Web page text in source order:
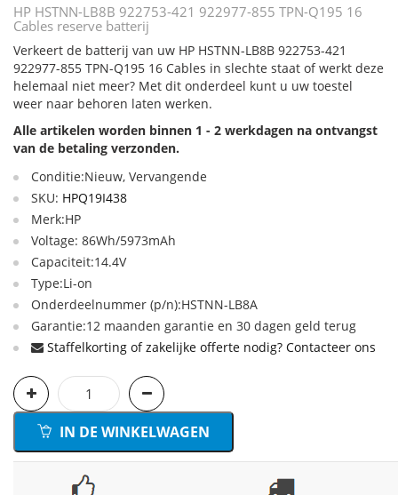
HP HSTNN-LB8B 922753-421 922977-855 TPN-Q195 16
Cables reserve batterij
Verkeert de batterij van uw HP HSTNN-LB8B 922753-421
922977-855 TPN-Q195 16 Cables in slechte staat of werkt deze
helemaal niet meer? Met dit onderdeel kunt u uw toestel
weer naar behoren laten werken.
Alle artikelen worden binnen 1 - 2 werkdagen na ontvangst
van de betaling verzonden.
Conditie:Nieuw, Vervangende
SKU: HPQ19I438
Merk:HP
Voltage: 86Wh/5973mAh
Capaciteit:14.4V
Type:Li-on
Onderdeelnummer (p/n):HSTNN-LB8A
Garantie:12 maanden garantie en 30 dagen geld terug
Staffelkorting of zakelijke offerte nodig? Contacteer ons
IN DE WINKELWAGEN